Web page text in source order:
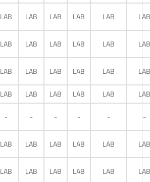
LAB LAB LAB LAB LAB LAB
LAB LAB LAB LAB LAB LAB
LAB LAB LAB LAB LAB LAB
LAB LAB LAB LAB LAB
LAB
- - - - - -
LAB LAB LAB LAB LAB LAB
LAB LAB LAB LAB LAB LAB